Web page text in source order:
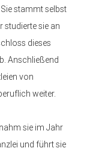
stammt selbst
studierte sie an
dieses
Anschließend
von
weiter.
sie im Jahr
und führt sie